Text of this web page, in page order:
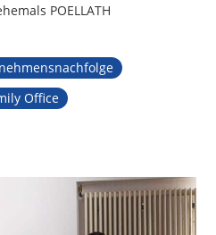
POELLATH
Office